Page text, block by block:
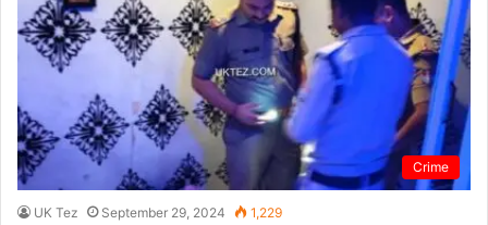
Crime
UK Tez September 29, 2024 1,229